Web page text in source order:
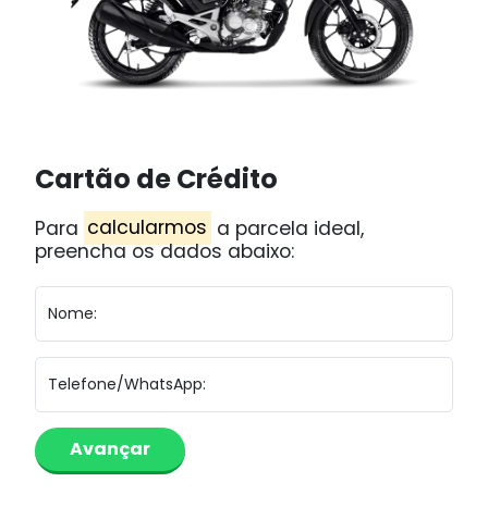
Cartão de Crédito
Para calcularmos a parcela ideal,
preencha os dados abaixo:
Nome:
Telefone/WhatsApp: